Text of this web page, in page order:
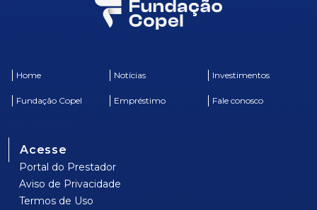
Home Notícias Investimentos
Fundação Copel Empréstimo Fale conosco
Acesse
Portal do Prestador
Aviso de Privacidade
Termos de Uso